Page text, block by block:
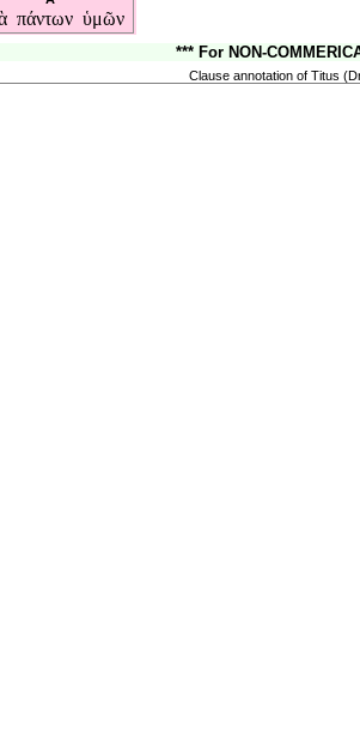
πάντων ὑμῶν
*** For NON-
Clause annotation of Titus